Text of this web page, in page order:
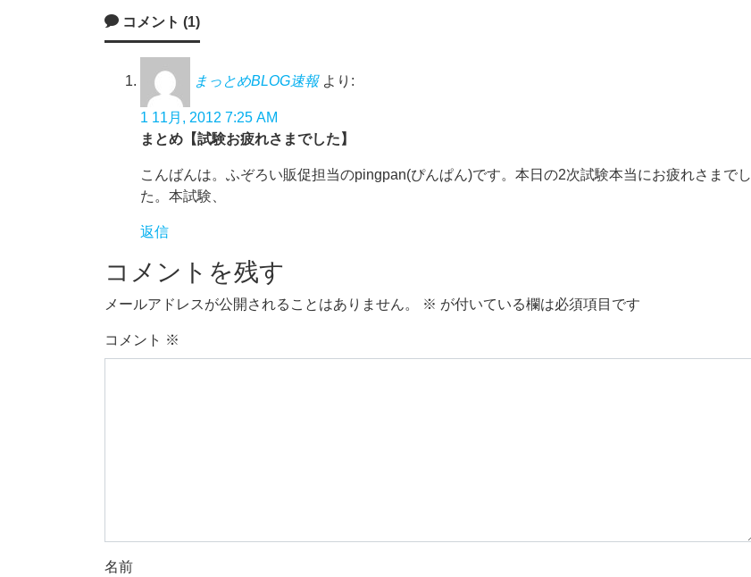
コメント (1)
まっとめBLOG速報 より:
1 11月, 2012 7:25 AM
まとめ【試験お疲れさまでした】
こんばんは。ふぞろい販促担当のpingpan(ぴんぱん)です。本日の2次試験本当にお疲れさまでし
た。本試験、
返信
コメントを残す
メールアドレスが公開されることはありません。 ※ が付いている欄は必須項目です
コメント ※
名前